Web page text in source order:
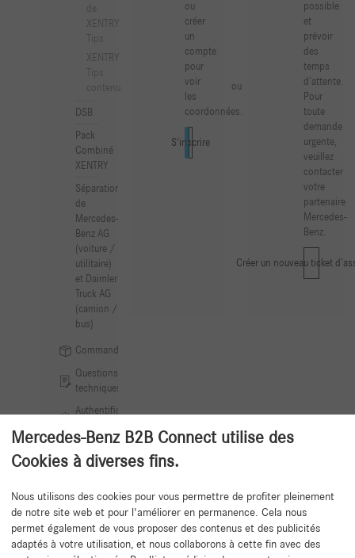
de
XENTRY
Tips
XENTRY
Tips
contenu
DSB
Pack
Combiné
XENTRY
Séparation
de
Mercedes-
Benz AG
(voiture /
utilitaire)
et Daimler
Truck AG
(camion /
bus)
Commandes
Questions
techniques
Authentification
ou
créer
un
compte
pour
voir
les
coordonnées.
Connexion
S'inscrire
ou
possible
et
prévoir
des
temps
d’attente.
Pour
toute
demande
urgente,
veuillez
contacter
votre
partenaire
Mercedes-
Benz.
Créer un nouveau ticket
Mercedes-Benz B2B Connect utilise des
Cookies à diverses fins.
Nous utilisons des cookies pour vous permettre de profiter pleinement
de notre site web et pour l'améliorer en permanence. Cela nous
permet également de vous proposer des contenus et des publicités
adaptés à votre utilisation, et nous collaborons à cette fin avec des
Retour au début